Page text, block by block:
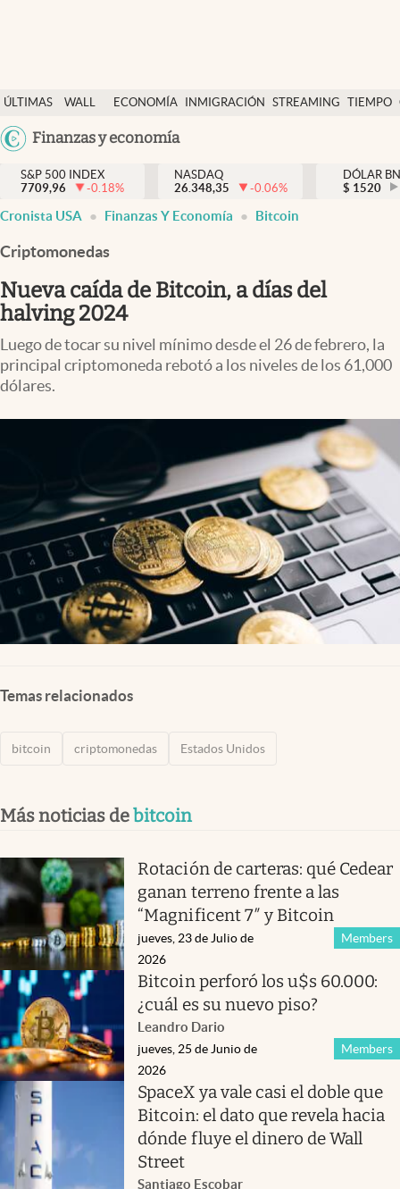
ÚLTIMAS
NOTICIAS
WALL
DÓLAR
ECONOMÍA INMIGRACIÓN STREAMING TIEMPO
México
Finanzas y economía
Finanzas y economía
Wall Street y dólar
Inmigración
Espiritual
Streaming
PC y mobile
S&P 500 INDEX
7709,96
-0.18%
NASDAQ
26.348,35
-0.06%
DÓLAR
$ 1520
Cronista USA Finanzas Y Economía Bitcoin
Criptomonedas
Nueva caída de Bitcoin, a días del
halving 2024
Luego de tocar su nivel mínimo desde el 26 de febrero, la
principal criptomoneda rebotó a los niveles de los 61,000
dólares.
Temas relacionados
bitcoin criptomonedas Estados Unidos
Más noticias debitcoin
Rotación de carteras: qué Cedear
ganan terreno frente a las
“Magnificent 7″ y Bitcoin
Members
jueves, 23 de Julio de
2026
Bitcoin perforó los u$s 60.000:
¿cuál es su nuevo piso?
Leandro Dario
Members
jueves, 25 de Junio de
2026
SpaceX ya vale casi el doble que
Bitcoin: el dato que revela hacia
dónde fluye el dinero de Wall
Street
Santiago Escobar